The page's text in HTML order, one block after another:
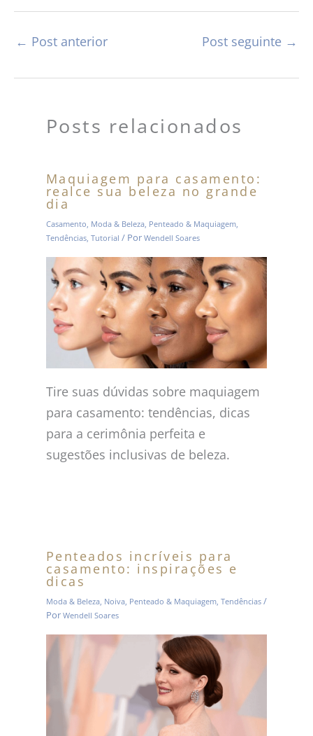
← Post anterior Post seguinte →
Posts relacionados
Maquiagem para casamento:
realce sua beleza no grande
dia
Casamento, Moda & Beleza, Penteado & Maquiagem,
Tendências, Tutorial / Por Wendell Soares
Tire suas dúvidas sobre maquiagem
para casamento: tendências, dicas
para a cerimônia perfeita e
sugestões inclusivas de beleza.
Penteados incríveis para
casamento: inspirações e
dicas
Moda & Beleza, Noiva, Penteado & Maquiagem, Tendências/
Por Wendell Soares